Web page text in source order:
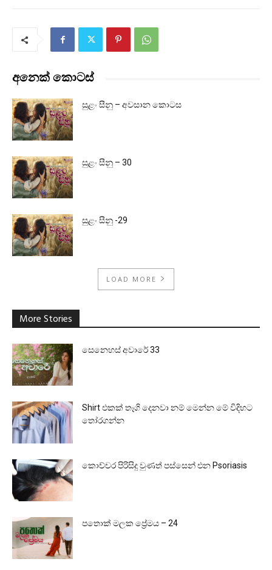
අනෙක් කොටස්
සුළං සීනු – අවසාන කොටස
සුළං සීනු – 30
සුළං සීනු -29
LOAD MORE
More Stories
සෙනෙහස් අවාරේ 33
Shirt එකක් තෑගි දෙනවා නම් මෙන්න මේ විදිහට
තෝරගන්න
කොච්චර පිරිසිදු වුණත් පස්සෙන් එන Psoriasis
පතොක් මලක ප්‍රේමය – 24